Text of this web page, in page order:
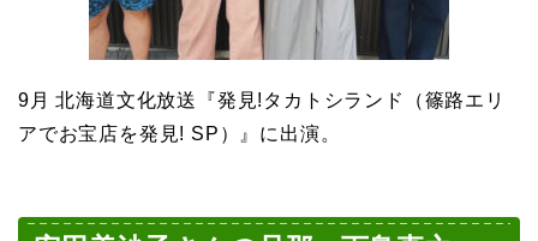
9月 北海道文化放送『発見!タカトシランド（篠路エリ
アでお宝店を発見! SP）』に出演。